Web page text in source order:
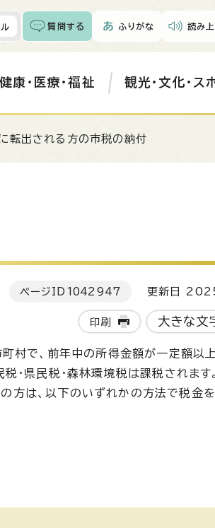
質問する ふりがな 読み
健康・医療・福祉 観光・文化・ス
転出される方の市税の納付
ページID 1042947 更新日
印刷 大きな文
村で、前年中の所得金額が一定額以
・県民税・森林環境税は課税されます。
方は、以下のいずれかの方法で税金